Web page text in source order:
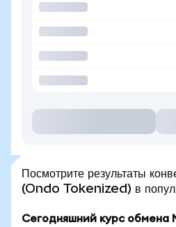
Посмотрите результаты
(Ondo Tokenized) в
Сегодняшний курс обмена